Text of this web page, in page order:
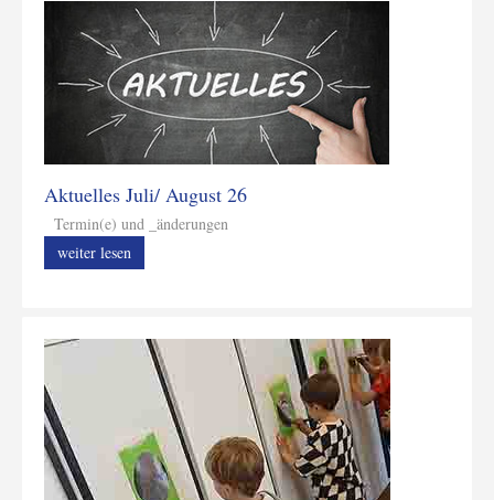
Aktuelles Juli/ August 26
Termin(e) und _änderungen
weiter lesen